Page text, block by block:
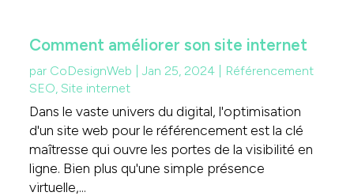
Comment améliorer son site internet
par CoDesignWeb |Jan 25, 2024
Référencement
SEO ,Site internet
Dans le vaste univers du digital, l'optimisation
d'un site web pour le référencement est la clé
maîtresse qui ouvre les portes de la visibilité en
ligne. Bien plus qu'une simple présence
virtuelle,...